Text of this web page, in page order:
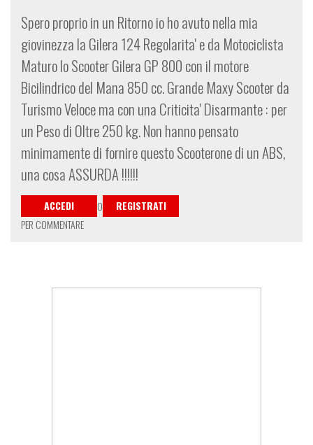
Spero proprio in un Ritorno io ho avuto nella mia
giovinezza la Gilera 124 Regolarita' e da Motociclista
Maturo lo Scooter Gilera GP 800 con il motore
Bicilindrico del Mana 850 cc. Grande Maxy Scooter da
Turismo Veloce ma con una Criticita' Disarmante : per
un Peso di Oltre 250 kg. Non hanno pensato
minimamente di fornire questo Scooterone di un ABS,
una cosa ASSURDA !!!!!!
ACCEDI O
REGISTRATI
PER COMMENTARE